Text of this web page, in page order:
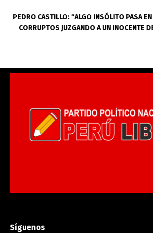
PEDRO CASTILLO: “ALGO INSÓLITO PASA
CORRUPTOS JUZGANDO A UN INOCENTE
Síguenos